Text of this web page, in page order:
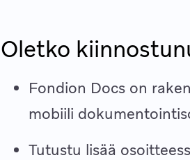
Oletko
Fondion Docs on
mobiili
Tutustu lisää